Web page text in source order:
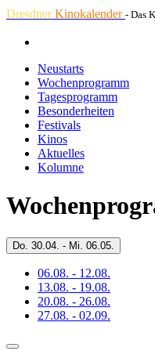
DresdnerKinokalender - Das
Neustarts
Wochenprogramm
Tagesprogramm
Besonderheiten
Festivals
Kinos
Aktuelles
Kolumne
Do. 30.04. - Mi. 06.05.
06.08. - 12.08.
13.08. - 19.08.
20.08. - 26.08.
27.08. - 02.09.